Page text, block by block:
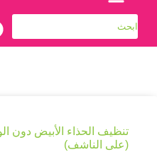
تنظيف الحذاء الأبيض دون
(على الناشف)